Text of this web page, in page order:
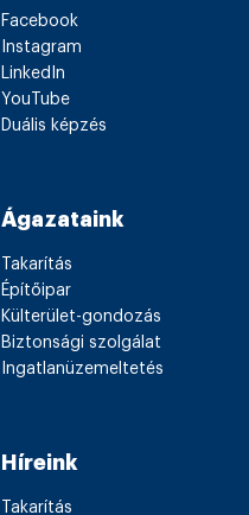
Facebook
Instagram
LinkedIn
YouTube
Duális képzés
Ágazataink
Takarítás
Építőipar
Külterület-gondozás
Biztonsági szolgálat
Ingatlanüzemeltetés
Híreink
Takarítás